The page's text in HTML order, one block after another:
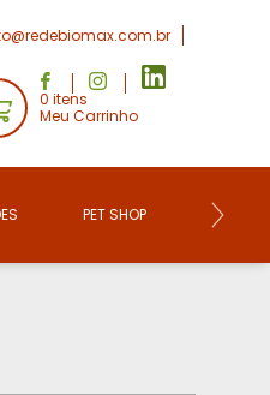
0 itens
Meu Carrinho
PET SHOP